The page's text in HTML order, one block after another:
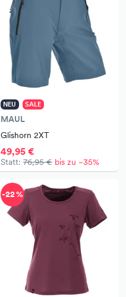
NEU SALE
MAUL
Glishorn 2XT
49,95 €
Statt: 76,95 € bis zu −35%
-22 %